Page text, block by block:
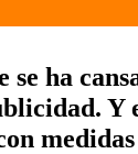
se ha
Y